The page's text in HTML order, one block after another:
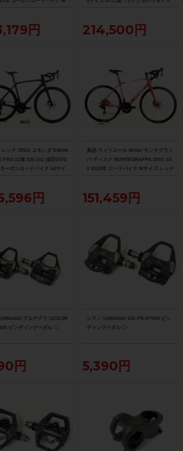
円 214,500円
レック TREK エモンダ EMON
PRO 12速 105 Di2 油圧DISC
ーボンロードバイク 54サイ
円
美品 ウィリエール Wilier モンテグラッ
パ ディスク MONTEGRAPPA DISC 10
5 2020年 ロードバイク Mサイズ レッド
151,459円
アルテグラ ULTEGR
ビンディングペダル 〇
円
シマノ SHIMANO 105 PD-R7000 ビン
ディングペダル 〇
5,390円